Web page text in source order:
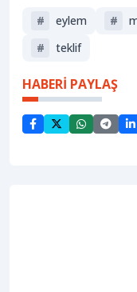
# eylem #
#
teklif
HABERİ PAYLAŞ